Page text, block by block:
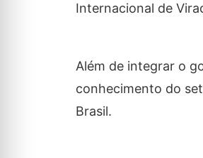
Internacional de
Além de integrar o
conhecimento do
Brasil.